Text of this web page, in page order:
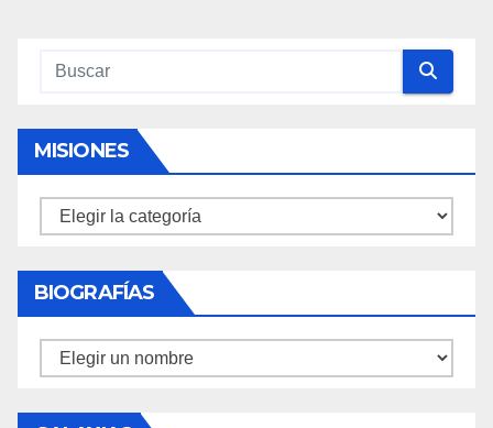
MISIONES
Misiones
BIOGRAFÍAS
Biografías